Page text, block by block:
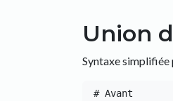
Union
Syntaxe simplifiée
# Avant